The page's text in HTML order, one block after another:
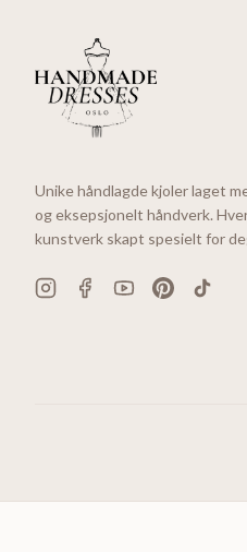
Unike håndlagde kjoler laget
og eksepsjonelt håndverk.
kunstverk skapt spesielt for